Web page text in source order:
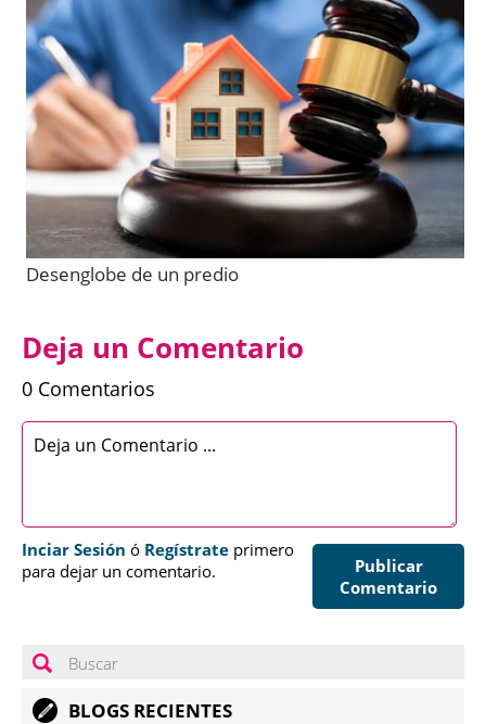
Desenglobe de un predio
Deja un Comentario
0 Comentarios
Publicar
Comentario
Inciar Sesión ó Regístrate primero
para dejar un comentario.
BLOGS RECIENTES